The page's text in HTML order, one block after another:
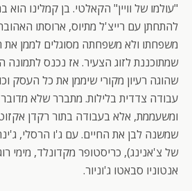
"עולמו של וויין" הקאלטי. בן קמלינו
להתחתן עם רייצ'ל מתיוס, ארוסתו
משפחתו ולא משפחתה מסוגלים לממן
שמתוכננת לזוג הצעיר. אז נכנס
שהוגה רעיון מקורי שיממן את כל העסק
עבודה צדדית בלילות. מתברר שלא
ומשעממת, אלא בעבודה בתור רקדן
שמשנה לבן את החיים. עם ג'ו הרסלי,
של צ'אנינג), כריסטופר מקדונלד, מימי
אנטוניו סבאטו ג'וניור.